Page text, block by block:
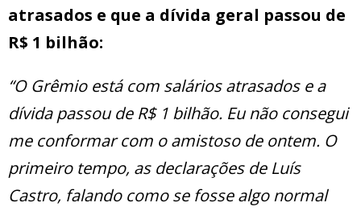
atrasados e que a dívida geral passou de
R$ 1 bilhão:
“O Grêmio está com salários atrasados e a
dívida passou de R$ 1 bilhão. Eu não consegui
me conformar com o amistoso de ontem. O
primeiro tempo, as declarações de Luís
Castro, falando como se fosse algo normal